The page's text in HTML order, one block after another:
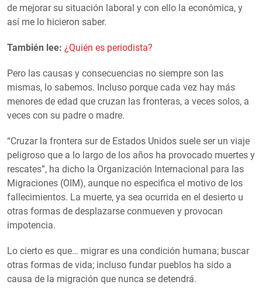
de mejorar su situación laboral y con ello la económica, y
así me lo hicieron saber.
También lee: ¿Quién es periodista?
Pero las causas y consecuencias no siempre son las
mismas, lo sabemos. Incluso porque cada vez hay más
menores de edad que cruzan las fronteras, a veces solos, a
veces con su padre o madre.
“Cruzar la frontera sur de Estados Unidos suele ser un viaje
peligroso que a lo largo de los años ha provocado muertes y
rescates”, ha dicho la Organización Internacional para las
Migraciones (OIM), aunque no especifica el motivo de los
fallecimientos. La muerte, ya sea ocurrida en el desierto u
otras formas de desplazarse conmueven y provocan
impotencia.
Lo cierto es que… migrar es una condición humana; buscar
otras formas de vida; incluso fundar pueblos ha sido a
causa de la migración que nunca se detendrá.